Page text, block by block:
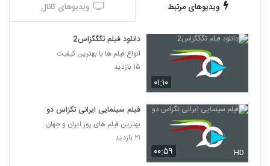
ویدیوهای مرتبط ویدیوهای کانال
۰۱:۱۰
دانلود فیلم تگگگزاس2
انواع فیلم ها با بهترین کیفیت
۱۵ بازدید
۰۰:۵۹ HD
فیلم سینمایی ایرانی تگزاس دو
بهترین فیلم های روز ایران و جهان
۲۱ بازدید